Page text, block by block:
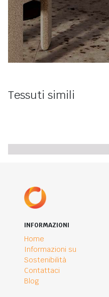
Tessuti simili
INFORMAZIONI
Home
Informazioni su
Sostenibilità
Contattaci
Blog